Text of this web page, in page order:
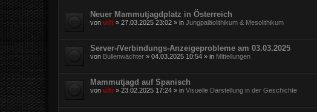
Neuer Mammutjagdplatz in Österreich
von ulfr » 27.03.2025 23:02 » in Jungpaläolithikum & Mesolithikum
Server-/Verbindungs-Anzeigeprobleme am 03.03.2025
von Bullenwächter » 04.03.2025 10:54 » in Mitteilungen
Mammutjagd auf Spanisch
von ulfr » 23.02.2025 17:24 » in Visuelle Darstellung in der Geschichte